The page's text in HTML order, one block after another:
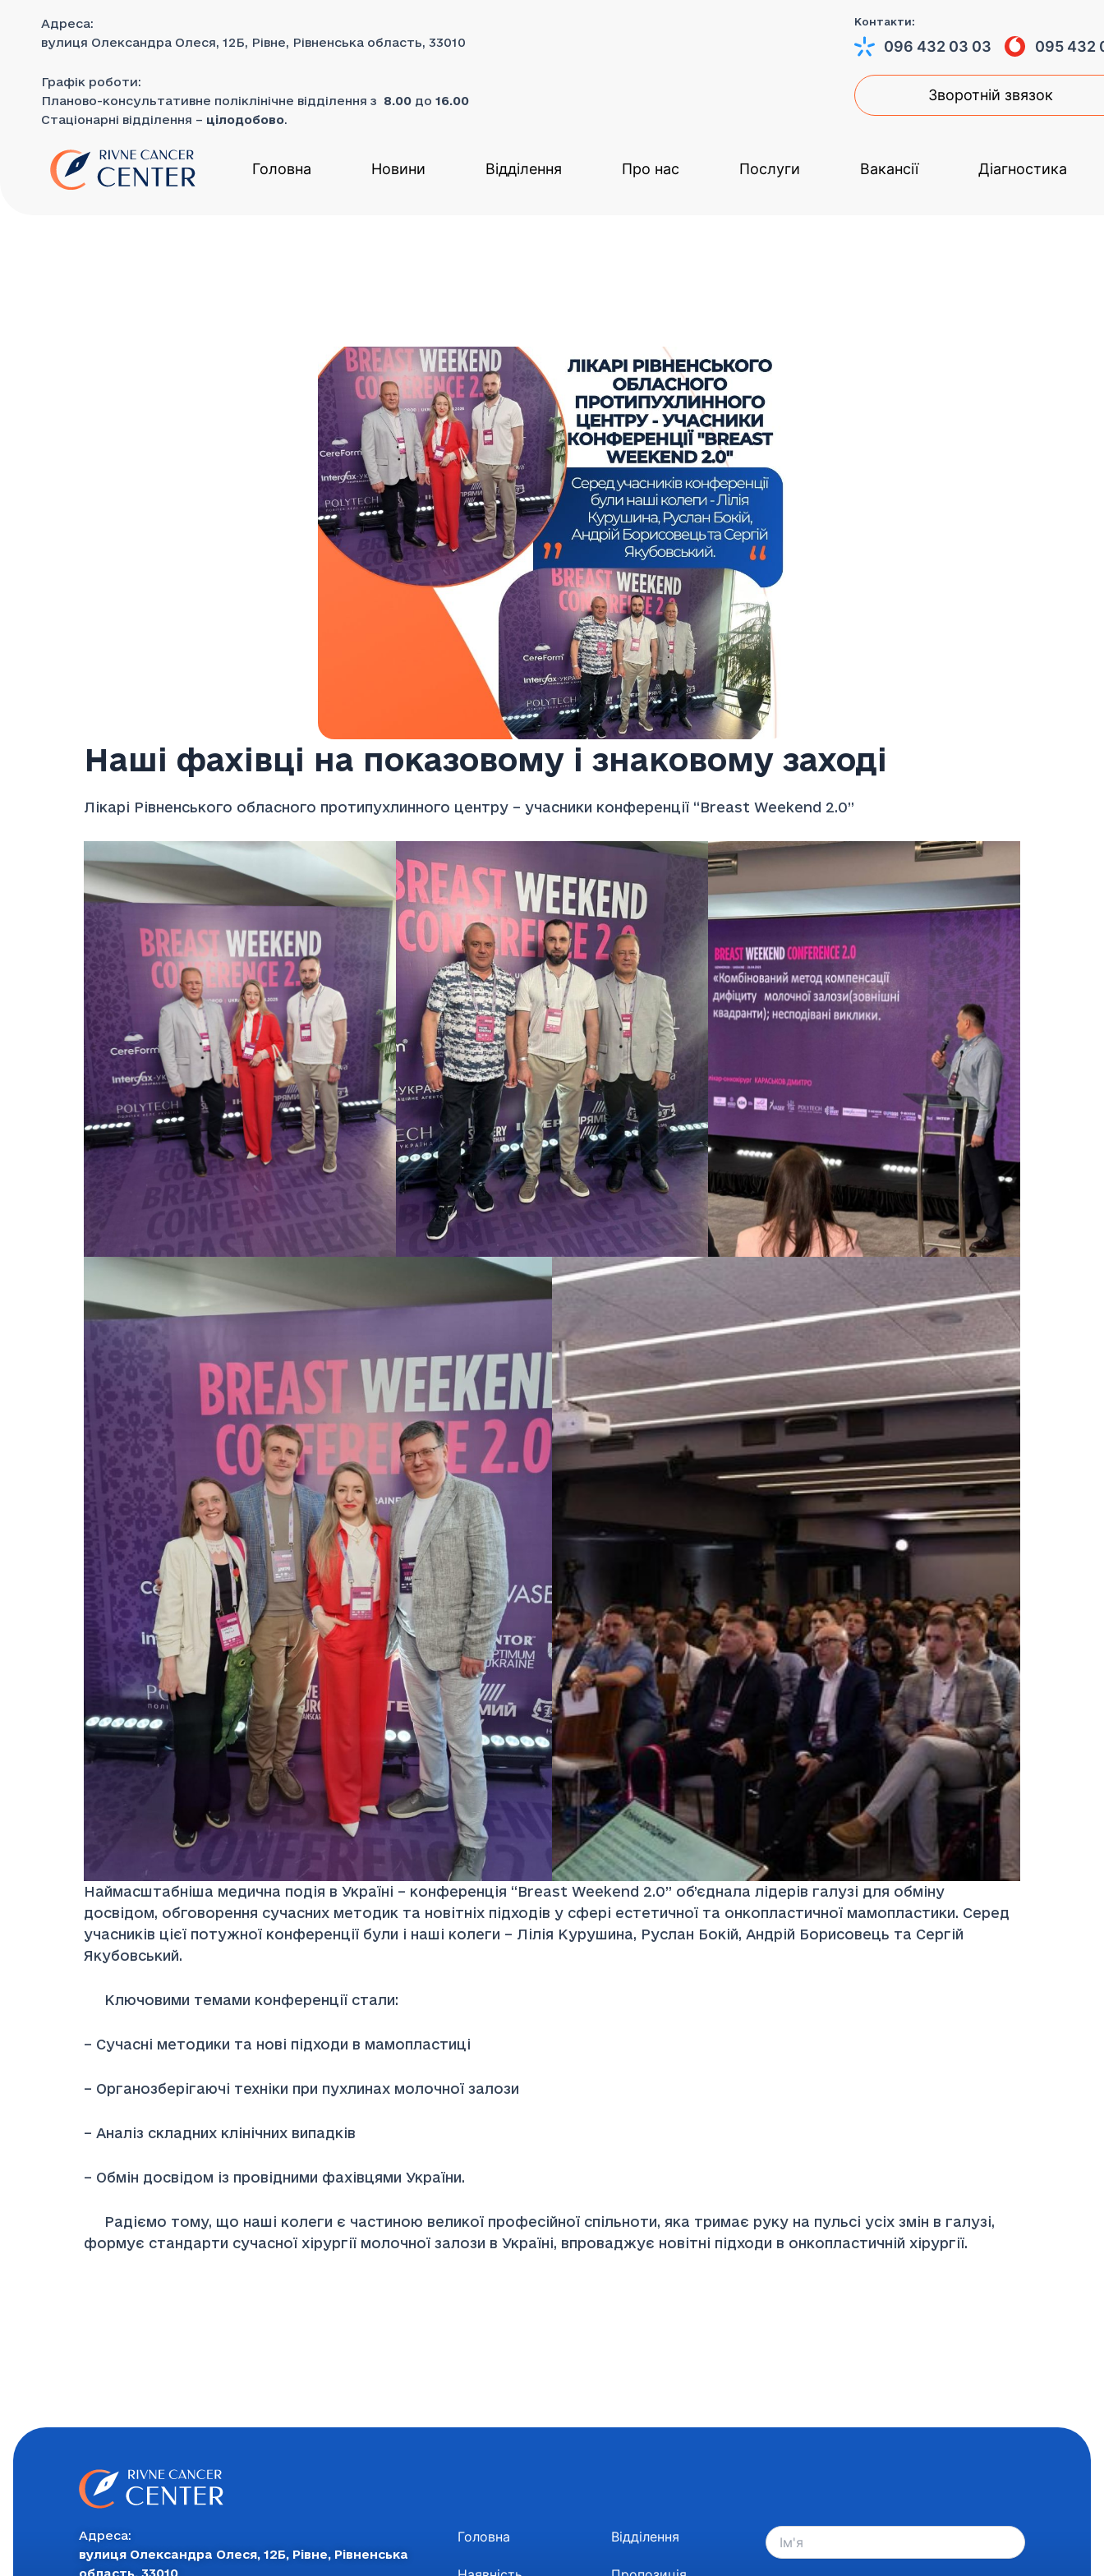
вмістуАдреса:
вулиця Олександра Олеся, 12Б, Рівне, Рівненська область, 33010
Графік роботи:
Планово-консультативне поліклінічне відділення з 8.00 до 16.00
Стаціонарні відділення – цілодобово.
Контакти:
096 432 03 03 095 432
Зворотній звязок
Головна Новини Відділення Про нас Послуги Вакансії Діагностика
Наші фахівці на показовому і знаковому заході
Лікарі Рівненського обласного протипухлинного центру – учасники конференції “Breast Weekend 2.0”
Наймасштабніша медична подія в Україні – конференція “Breast Weekend 2.0” об’єднала лідерів галузі для обміну
досвідом, обговорення сучасних методик та новітніх підходів у сфері естетичної та онкопластичної мамопластики. Серед
учасників цієї потужної конференції були і наші колеги – Лілія Курушина, Руслан Бокій, Андрій Борисовець та Сергій
Якубовський.
Ключовими темами конференції стали:
– Сучасні методики та нові підходи в мамопластиці
– Органозберігаючі техніки при пухлинах молочної залози
– Аналіз складних клінічних випадків
– Обмін досвідом із провідними фахівцями України.
Радіємо тому, що наші колеги є частиною великої професійної спільноти, яка тримає руку на пульсі усіх змін в галузі,
формує стандарти сучасної хірургії молочної залози в Україні, впроваджує новітні підходи в онкопластичній хірургії.
Адреса:
вулиця Олександра Олеся, 12Б, Рівне, Рівненська
область, 33010
Головна Відділення